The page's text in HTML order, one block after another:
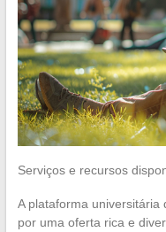
Serviços e recursos
A plataforma universitária
por uma oferta rica e